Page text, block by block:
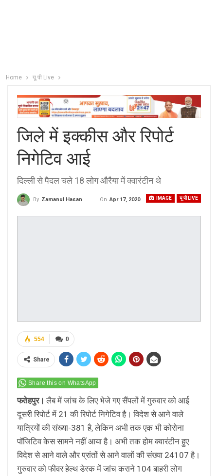
Home यू पी Live
जिले में इक्कीस और रिपोर्ट
निगेटिव आई
दिल्ली से पैदल चले 18 लोग औरैया में क्वारंटीन थे
IMAGE यू पी LIVE
By Zamanul Hasan On Apr 17, 2020
0
554
Share
Share this on WhatsApp
फतेहपुर। लैब में जांच के लिए भेजे गए सैंपलों में गुरुवार को आई
दूसरी रिपोर्ट में 21 की रिपोर्ट निगेटिव है। विदेश से आने वाले
यात्रियों की संख्या-381 है, लेकिन अभी तक एक भी कोरोना
पॉजिटिव केस सामने नहीं आया है। अभी तक होम क्वारंटीन हुए
विदेश से आने वाले और प्रांतों से आने वालों की संख्या 24107 है।
गुरुवार को फीवर हेल्थ डेस्क में जांच कराने 104 बाहरी लोग